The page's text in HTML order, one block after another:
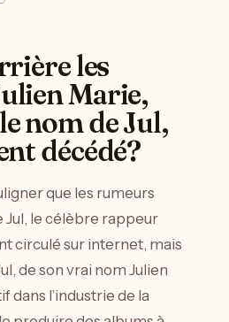
les
Marie,
nom de Jul,
décédé?
que les rumeurs
le célèbre rappeur
circulé sur internet, mais
de son vrai nom Julien
dans l’industrie de la